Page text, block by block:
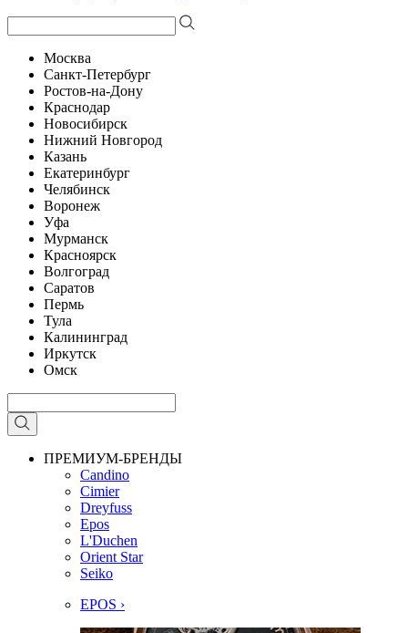
Москва
Санкт-Петербург
Ростов-на-Дону
Краснодар
Новосибирск
Нижний Новгород
Казань
Екатеринбург
Челябинск
Воронеж
Уфа
Мурманск
Красноярск
Волгоград
Саратов
Пермь
Тула
Калининград
Иркутск
Омск
ПРЕМИУМ-БРЕНДЫ
Candino
Cimier
Dreyfuss
Epos
L'Duchen
Orient Star
Seiko
EPOS ›